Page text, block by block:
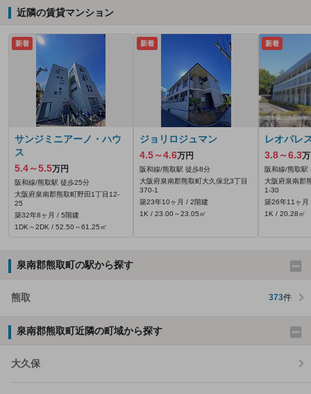
近隣の賃貸マンション
新着
サンジミニアーノ・ハウ
ス
5.4～5.5万円
阪和線/熊取駅 徒歩25分
大阪府泉南郡熊取町野田1丁目12-
25
築32年8ヶ月 / 5階建
1DK～2DK / 52.50～61.25㎡
新着
ジョリロジュマン
4.5～4.6万円
阪和線/熊取駅 徒歩8分
大阪府泉南郡熊取町大久保北3丁目
370‐1
築23年10ヶ月 / 2階建
1K / 23.00～23.05㎡
新着
レオパレ
3.8～6.3
阪和線/熊取駅
大阪府泉南郡
1-30
築26年11ヶ月
1K / 20.28㎡
泉南郡熊取町の駅から探す
熊取 373件
泉南郡熊取町近隣の町域から探す
大久保